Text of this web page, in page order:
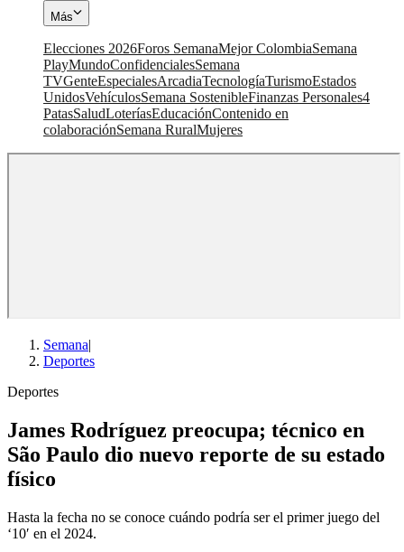
Más
Elecciones 2026Foros SemanaMejor ColombiaSemana
PlayMundoConfidencialesSemana
TVGenteEspecialesArcadiaTecnologíaTurismoEstados
UnidosVehículosSemana SostenibleFinanzas Personales4
PatasSaludLoteríasEducaciónContenido en
colaboraciónSemana RuralMujeres
Semana|
Deportes
Deportes
James Rodríguez preocupa; técnico en
São Paulo dio nuevo reporte de su estado
físico
Hasta la fecha no se conoce cuándo podría ser el primer juego del
‘10′ en el 2024.